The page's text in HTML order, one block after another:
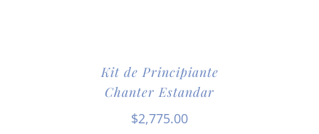
Kit de Principiante
Chanter Estandar
$2,775.00